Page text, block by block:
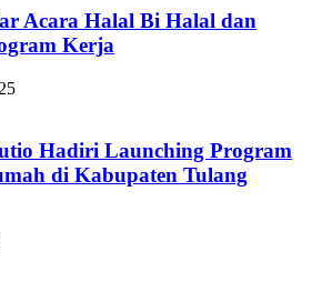
Acara Halal Bi Halal dan
Kerja
Hadiri Launching Program
di Kabupaten Tulang